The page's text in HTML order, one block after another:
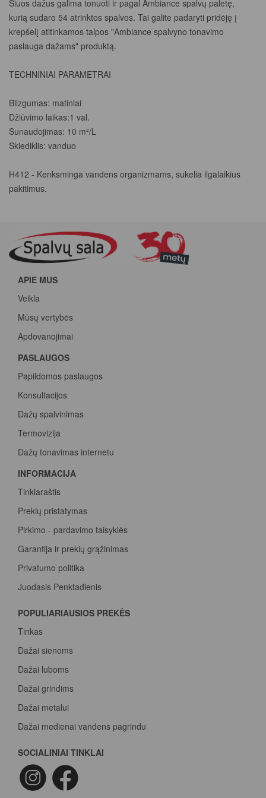
Šiuos dažus galima tonuoti ir pagal Ambiance spalvų paletę,
kurią sudaro 54 atrinktos spalvos. Tai galite padaryti pridėję į
krepšelį atitinkamos talpos "Ambiance spalvyno tonavimo
paslauga dažams" produktą.
TECHNINIAI PARAMETRAI
Blizgumas: matiniai
Džiūvimo laikas:1 val.
Sunaudojimas: 10 m²/L
Skiediklis: vanduo
H412 - Kenksminga vandens organizmams, sukelia ilgalaikius
pakitimus.
APIE MUS
Veikla
Mūsų vertybės
Apdovanojimai
PASLAUGOS
Papildomos paslaugos
Konsultacijos
Dažų spalvinimas
Termovizija
Dažų tonavimas internetu
INFORMACIJA
Tinklaraštis
Prekių pristatymas
Pirkimo - pardavimo taisyklės
Garantija ir prekių grąžinimas
Privatumo politika
Juodasis Penktadienis
POPULIARIAUSIOS PREKĖS
Tinkas
Dažai sienoms
Dažai luboms
Dažai grindims
Dažai metalui
Dažai medienai vandens pagrindu
Dažai betonui
Dažymo voleliai
SOCIALINIAI TINKLAI